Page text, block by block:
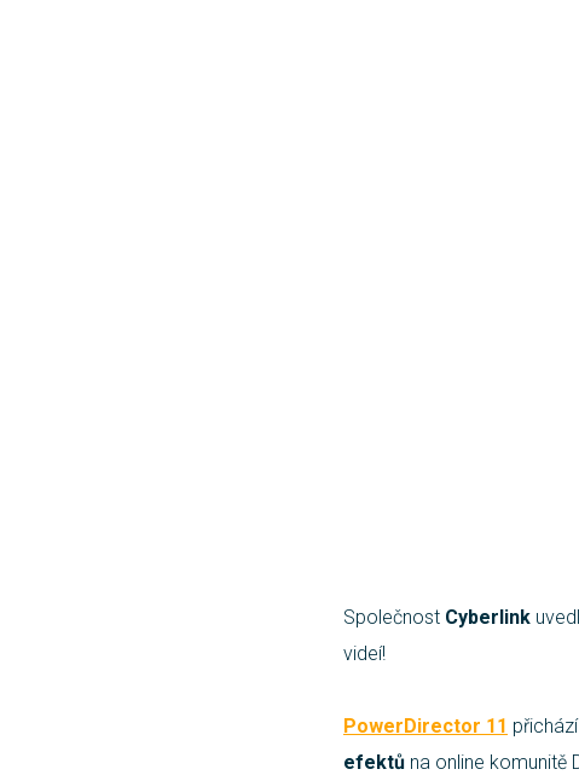
Společnost Cyberlink
videí!
PowerDirector 11
efektů na online komunitě